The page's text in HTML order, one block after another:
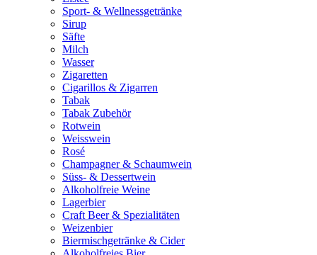
Sport- & Wellnessgetränke
Sirup
Säfte
Milch
Wasser
Zigaretten
Cigarillos & Zigarren
Tabak
Tabak Zubehör
Rotwein
Weisswein
Rosé
Champagner & Schaumwein
Süss- & Dessertwein
Alkoholfreie Weine
Lagerbier
Craft Beer & Spezialitäten
Weizenbier
Biermischgetränke & Cider